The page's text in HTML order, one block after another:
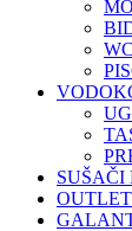
SUŠAČI
OUTLET